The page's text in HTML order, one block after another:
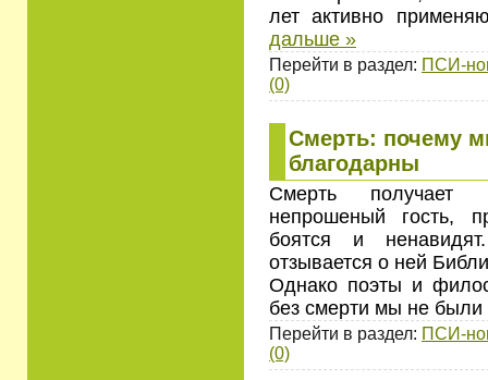
лет активно
дальше »
Перейти в раздел: ПСИ-
(0)
Смерть: почему
благодарны
Смерть получает
непрошеный гость,
боятся и
отзывается о ней
Однако поэты и
без смерти мы не были
Перейти в раздел: ПСИ-
(0)